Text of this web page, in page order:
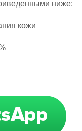
ниже:
кожи